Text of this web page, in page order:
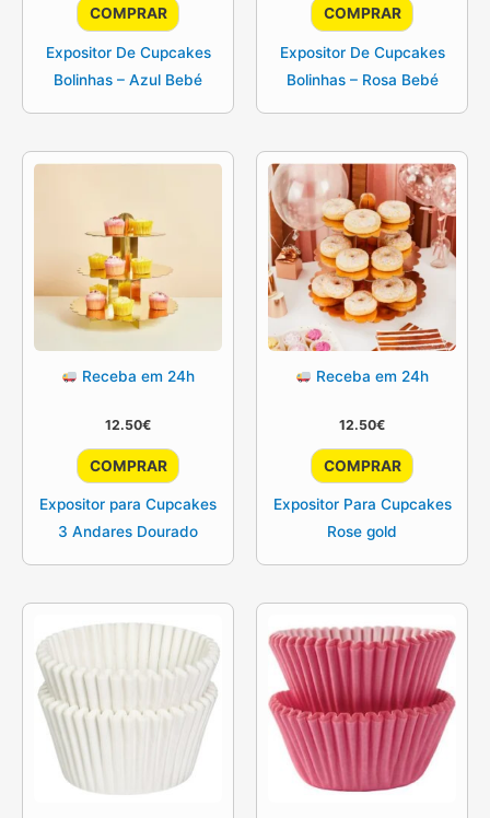
COMPRAR
Expositor De Cupcakes
Bolinhas – Azul Bebé
COMPRAR
Expositor De Cupcakes
Bolinhas – Rosa Bebé
Receba em 24h
12.50€
COMPRAR
Expositor para Cupcakes
3 Andares Dourado
Receba em 24h
12.50€
COMPRAR
Expositor Para Cupcakes
Rose gold